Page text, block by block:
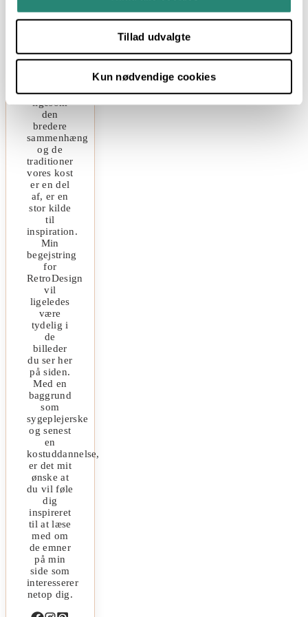
Tillad udvalgte
Kun nødvendige cookies
Mad lavet
har altid
for mig,
ligesom
den
bredere
sammenhæng
og de
traditioner
vores kost
er en del
af, er en
stor kilde
til
inspiration.
Min
begejstring
for
RetroDesign
vil
ligeledes
være
tydelig i
de
billeder
du ser her
på siden.
Med en
baggrund
som
sygeplejerske
og senest
en
kostuddannelse,
er det mit
ønske at
du vil føle
dig
inspireret
til at læse
med om
de emner
på min
side som
interesserer
netop dig.